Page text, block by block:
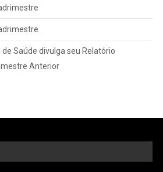
Saúde divulga seu Relatório
Anterior